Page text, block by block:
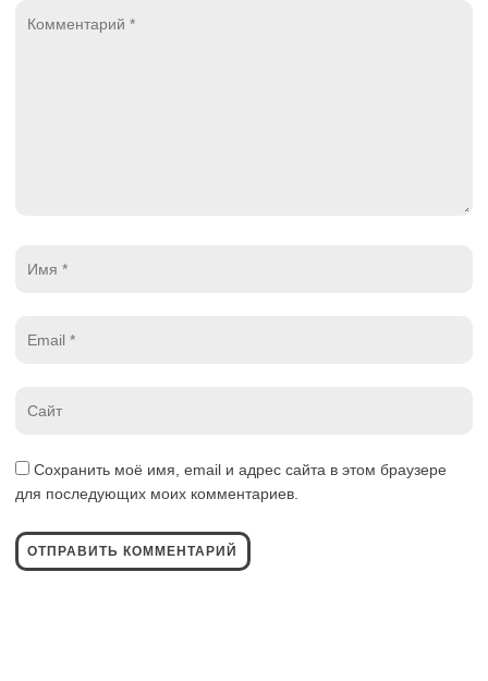
Сохранить моё имя, email и адрес сайта в этом браузере
для последующих моих комментариев.